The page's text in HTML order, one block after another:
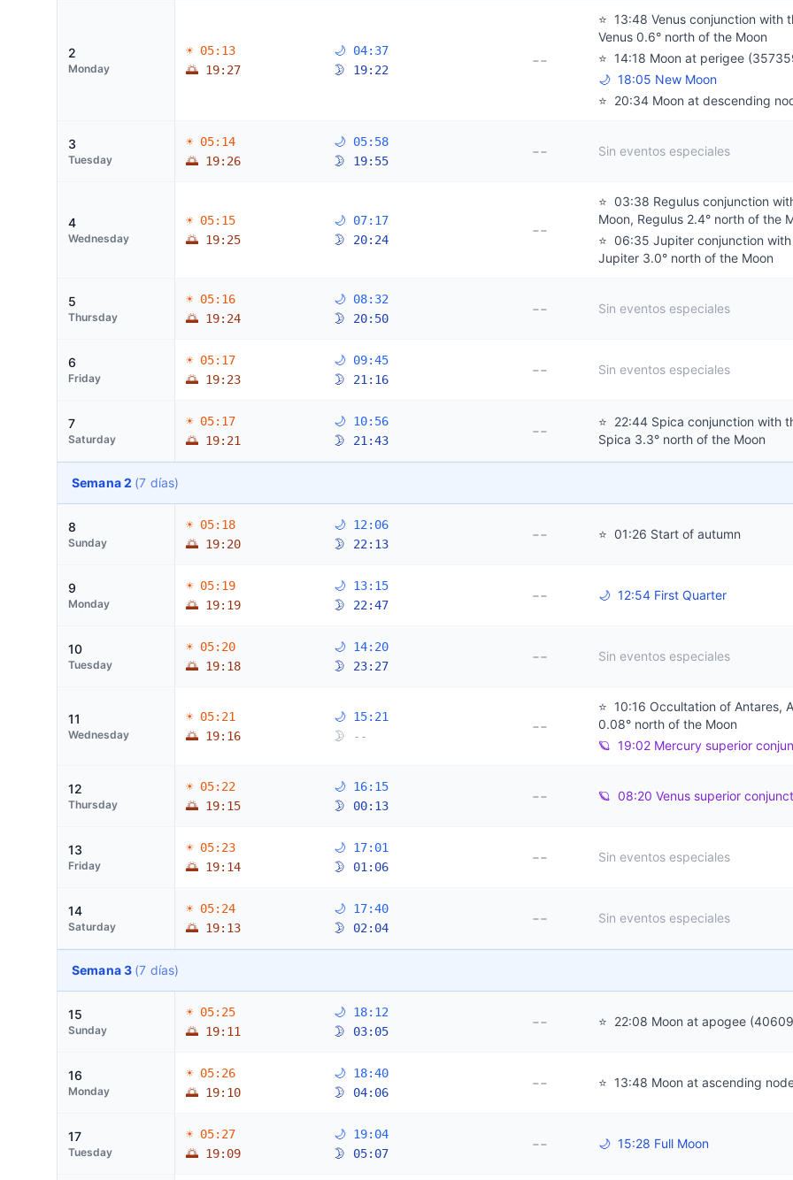
2
Monday
☀ 05:13
🌅 19:27
🌙 04:37
🌛 19:22
--
⭐ 13:48 Venus conjunction with
Venus 0.6° north of the Moon
⭐ 14:18 Moon at perigee
🌙 18:05 New Moon
⭐ 20:34 Moon at descending
3
Tuesday
☀ 05:14
🌅 19:26
🌙 05:58
🌛 19:55
-- Sin eventos especiales
4
Wednesday
☀ 05:15
🌅 19:25
🌙 07:17
🌛 20:24
--
⭐ 03:38 Regulus conjunction
Moon, Regulus 2.4° north of the
⭐ 06:35 Jupiter conjunction with
Jupiter 3.0° north of the Moon
5
Thursday
☀ 05:16
🌅 19:24
🌙 08:32
🌛 20:50
-- Sin eventos especiales
6
Friday
☀ 05:17
🌅 19:23
🌙 09:45
🌛 21:16
-- Sin eventos especiales
7
Saturday
☀ 05:17
🌅 19:21
🌙 10:56
🌛 21:43
-- ⭐ 22:44 Spica conjunction with
Spica 3.3° north of the Moon
Semana 2 (7 días)
8
Sunday
☀ 05:18
🌅 19:20
🌙 12:06
🌛 22:13
-- ⭐ 01:26 Start of autumn
9
Monday
☀ 05:19
🌅 19:19
🌙 13:15
🌛 22:47
-- 🌙 12:54 First Quarter
10
Tuesday
☀ 05:20
🌅 19:18
🌙 14:20
🌛 23:27
-- Sin eventos especiales
11
Wednesday
☀ 05:21
🌅 19:16
🌙 15:21
🌛 --
--
⭐ 10:16 Occultation of Antares,
0.08° north of the Moon
🪐 19:02 Mercury superior
12
Thursday
☀ 05:22
🌅 19:15
🌙 16:15
🌛 00:13
-- 🪐 08:20 Venus superior
13
Friday
☀ 05:23
🌅 19:14
🌙 17:01
🌛 01:06
-- Sin eventos especiales
14
Saturday
☀ 05:24
🌅 19:13
🌙 17:40
🌛 02:04
-- Sin eventos especiales
Semana 3 (7 días)
15
Sunday
☀ 05:25
🌅 19:11
🌙 18:12
🌛 03:05
-- ⭐ 22:08 Moon at apogee
16
Monday
☀ 05:26
🌅 19:10
🌙 18:40
🌛 04:06
-- ⭐ 13:48 Moon at ascending
17
Tuesday
☀ 05:27
🌅 19:09
🌙 19:04
🌛 05:07
-- 🌙 15:28 Full Moon